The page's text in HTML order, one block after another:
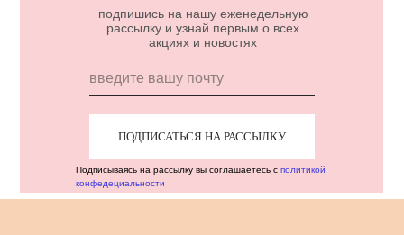
ПОДПИСАТЬСЯ НА РАССЫЛКУ
подпишись на нашу еженедельную
рассылку и узнай первым о всех
акциях и новостях
Подписываясь на рассылку вы соглашаетесь с политикой
конфедециальности